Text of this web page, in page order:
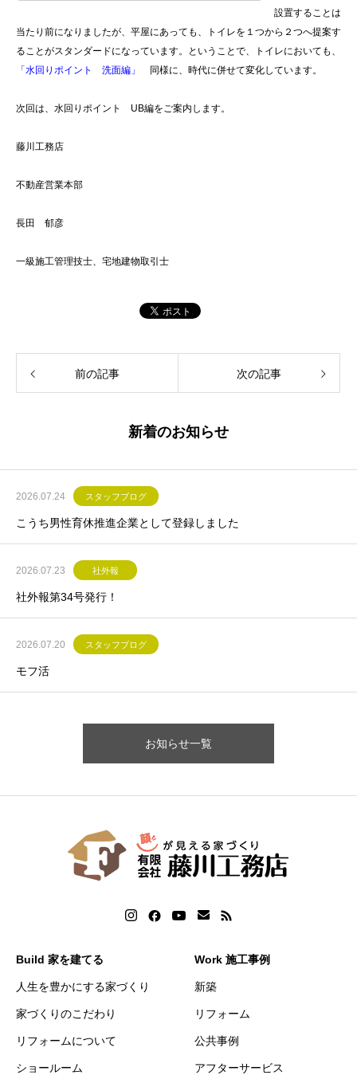
設置することは
当たり前になりましたが、平屋にあっても、トイレを１つから２つへ提案す
ることがスタンダードになっています。ということで、トイレにおいても、
「 水回りポイント 洗面編」 同様に、時代に併せて変化しています。
次回は、水回りポイント UB編をご案内します。
藤川工務店
不動産営業本部
長田 郁彦
一級施工管理技士、宅地建物取引士
前の記事 次の記事
新着のお知らせ
2026.07.24 スタッフブログ
こうち男性育休推進企業として登録しました
2026.07.23 社外報
社外報第34号発行！
2026.07.20 スタッフブログ
モフ活
お知らせ一覧
Build 家を建てる
人生を豊かにする家づくり
家づくりのこだわり
リフォームについて
ショールーム
Work 施工事例
新築
リフォーム
公共事例
アフターサービス